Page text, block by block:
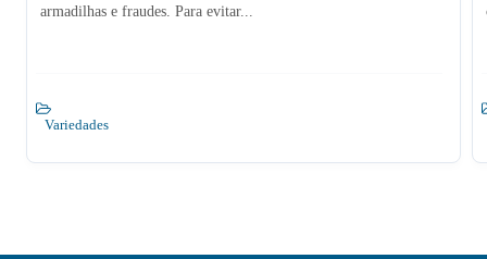
armadilhas e fraudes. Para evitar...
Variedades